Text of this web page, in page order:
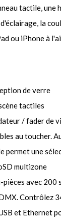
tactile,
la
ou iPhone à
de verre
tactiles
/ fader de
au toucher.
permet une
multizone
avec 200
Contrôlez
et Ethernet